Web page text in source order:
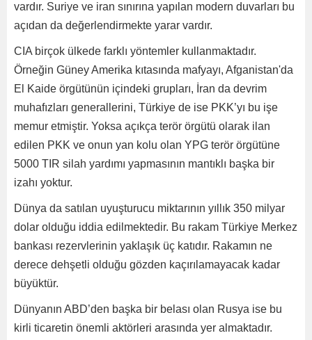
vardır. Suriye ve iran sınırına yapılan modern duvarları bu
açıdan da değerlendirmekte yarar vardır.
CIA birçok ülkede farklı yöntemler kullanmaktadır.
Örneğin Güney Amerika kıtasında mafyayı, Afganistan'da
El Kaide örgütünün içindeki grupları, İran da devrim
muhafızları generallerini, Türkiye de ise PKK’yı bu işe
memur etmiştir. Yoksa açıkça terör örgütü olarak ilan
edilen PKK ve onun yan kolu olan YPG terör örgütüne
5000 TIR silah yardımı yapmasının mantıklı başka bir
izahı yoktur.
Dünya da satılan uyuşturucu miktarının yıllık 350 milyar
dolar olduğu iddia edilmektedir. Bu rakam Türkiye Merkez
bankası rezervlerinin yaklaşık üç katıdır. Rakamın ne
derece dehşetli olduğu gözden kaçırılamayacak kadar
büyüktür.
Dünyanın ABD’den başka bir belası olan Rusya ise bu
kirli ticaretin önemli aktörleri arasında yer almaktadır.